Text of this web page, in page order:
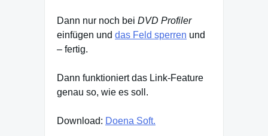
Dann nur noch bei DVD Profiler
einfügen und das Feld sperren und
– fertig.
Dann funktioniert das Link-Feature
genau so, wie es soll.
Download: Doena Soft.